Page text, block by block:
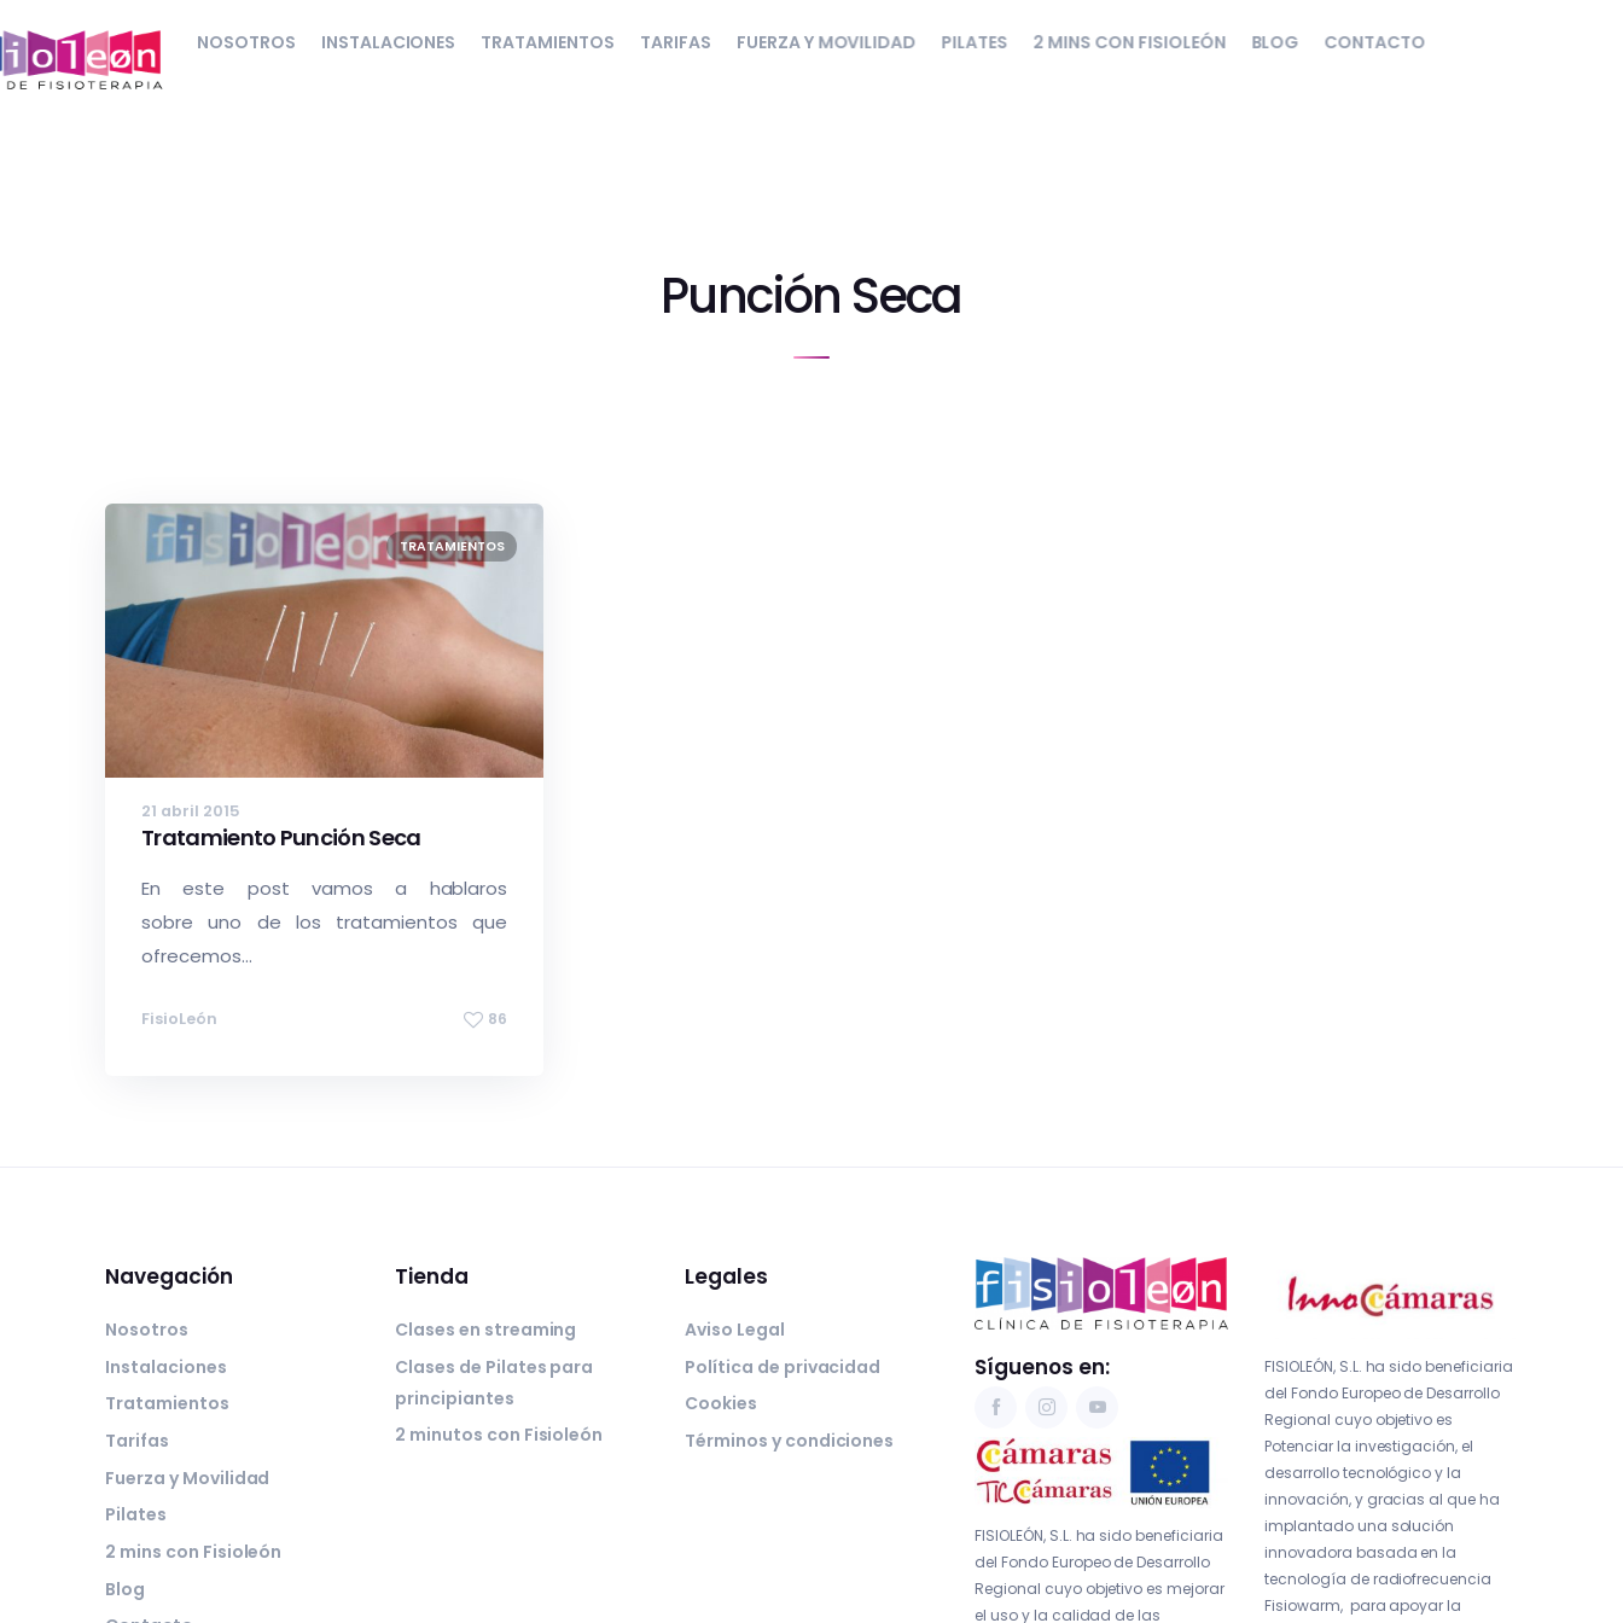
NOSOTROS INSTALACIONES TRATAMIENTOS TARIFAS FUERZA Y MOVILIDAD PILATES 2 MINS CON FISIOLEÓN BLOG CONTACTO
Punción Seca
TRATAMIENTOS
21 abril 2015
Tratamiento Punción Seca
En este post vamos a hablaros
sobre uno de los tratamientos que
ofrecemos...
FisioLeón 86
Navegación
Nosotros
Instalaciones
Tratamientos
Tarifas
Fuerza y Movilidad
Pilates
2 mins con Fisioleón
Blog
Tienda
Clases en streaming
Clases de Pilates para
principiantes
2 minutos con Fisioleón
Legales
Aviso Legal
Política de privacidad
Cookies
Términos y condiciones
Síguenos en:
FISIOLEÓN, S.L. ha sido beneficiaria
del Fondo Europeo de Desarrollo
Regional cuyo objetivo es mejorar
el uso y la calidad de las
FISIOLEÓN, S.L. ha sido beneficiaria
del Fondo Europeo de Desarrollo
Regional cuyo objetivo es
Potenciar la investigación, el
desarrollo tecnológico y la
innovación, y gracias al que ha
implantado una solución
innovadora basada en la
tecnología de radiofrecuencia
Fisiowarm, para apoyar la